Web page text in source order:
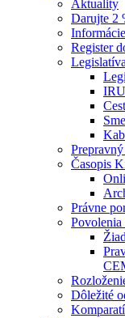
Aktuality
Darujte 2
Register
Legislatíva
Časopis
Právne
Dôležité